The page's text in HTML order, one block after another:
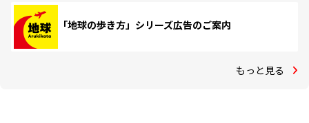
「地球の歩き方」シリーズ広告のご案内
もっと見る